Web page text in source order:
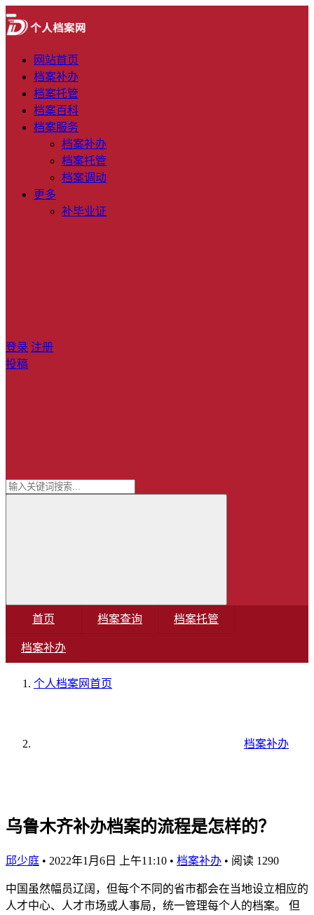
网站首页
档案补办
档案托管
档案百科
档案服务
档案补办
档案托管
档案调动
更多
补毕业证
登录 注册
投稿
首页 档案查询 档案托管
档案补办
个人档案网首页
档案补办
乌鲁木齐补办档案的流程是怎样的？
邱少庭 • 2022年1月6日 上午11:10 • 档案补办 • 阅读 1290
中国虽然幅员辽阔，但每个不同的省市都会在当地设立相应的
人才中心、人才市场或人事局，统一管理每个人的档案。 但